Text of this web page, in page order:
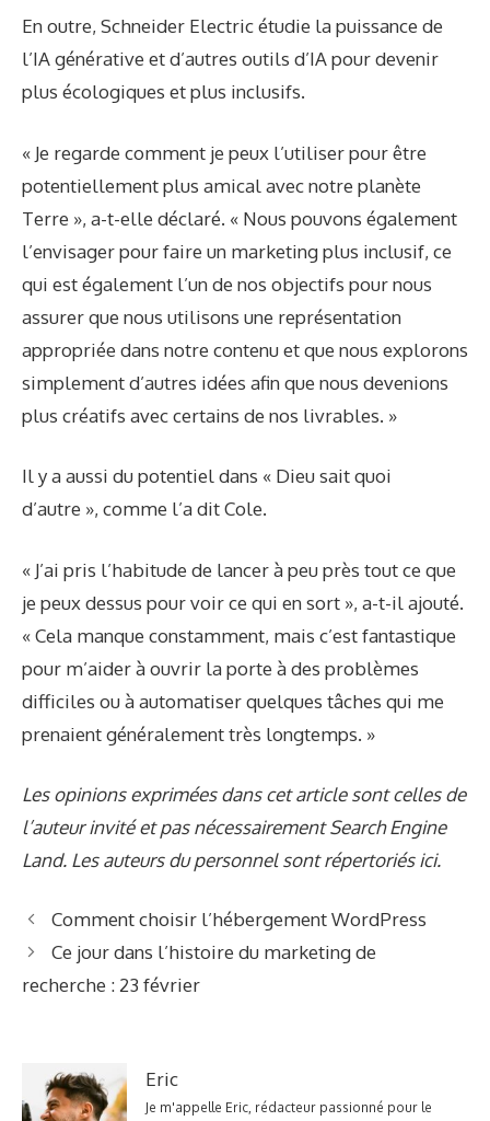
En outre, Schneider Electric étudie la puissance de
l’IA générative et d’autres outils d’IA pour devenir
plus écologiques et plus inclusifs.
« Je regarde comment je peux l’utiliser pour être
potentiellement plus amical avec notre planète
Terre », a-t-elle déclaré. « Nous pouvons également
l’envisager pour faire un marketing plus inclusif, ce
qui est également l’un de nos objectifs pour nous
assurer que nous utilisons une représentation
appropriée dans notre contenu et que nous explorons
simplement d’autres idées afin que nous devenions
plus créatifs avec certains de nos livrables. »
Il y a aussi du potentiel dans « Dieu sait quoi
d’autre », comme l’a dit Cole.
« J’ai pris l’habitude de lancer à peu près tout ce que
je peux dessus pour voir ce qui en sort », a-t-il ajouté.
« Cela manque constamment, mais c’est fantastique
pour m’aider à ouvrir la porte à des problèmes
difficiles ou à automatiser quelques tâches qui me
prenaient généralement très longtemps. »
Les opinions exprimées dans cet article sont celles de
l’auteur invité et pas nécessairement Search Engine
Land. Les auteurs du personnel sont répertoriés ici.
Comment choisir l’hébergement WordPress
Ce jour dans l’histoire du marketing de
recherche : 23 février
Eric
Je m'appelle Eric, rédacteur passionné pour le